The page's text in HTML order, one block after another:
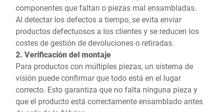
componentes que faltan o piezas mal ensambladas.
Al detectar los defectos a tiempo, se evita enviar
productos defectuosos a los clientes y se reducen los
costes de gestión de devoluciones o retiradas.
2. Verificación del montaje
Para productos con múltiples piezas, un sistema de
visión puede confirmar que todo está en el lugar
correcto. Esto garantiza que no falta ninguna pieza y
que el producto está correctamente ensamblado antes